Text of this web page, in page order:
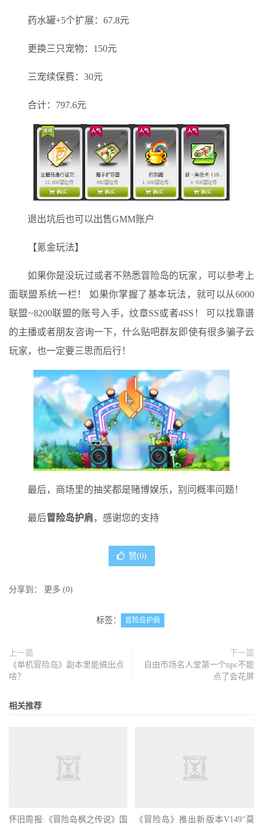
药水罐+5个扩展：67.8元
更换三只宠物：150元
三宠续保费：30元
合计：797.6元
退出坑后也可以出售GMM账户
【氪金玩法】
如果你是没玩过或者不熟悉冒险岛的玩家，可以参考上
面联盟系统一栏！ 如果你掌握了基本玩法，就可以从6000
联盟~8200联盟的账号入手，纹章SS或者4SS！ 可以找靠谱
的主播或者朋友咨询一下，什么贴吧群友即使有很多骗子云
玩家，也一定要三思而后行！
最后，商场里的抽奖都是赌博娱乐，别问概率问题！
最后冒险岛护肩，感谢您的支持
赞(0)
分享到： 更多 (0)
标签： 冒险岛护肩
上一篇
《单机冒险岛》副本里能搞出点
啥？
下一篇
自由市场名人堂第一个npc不能
点了会花屏
相关推荐
怀旧周报:《冒险岛枫之传说》国
拉斯”全新版本